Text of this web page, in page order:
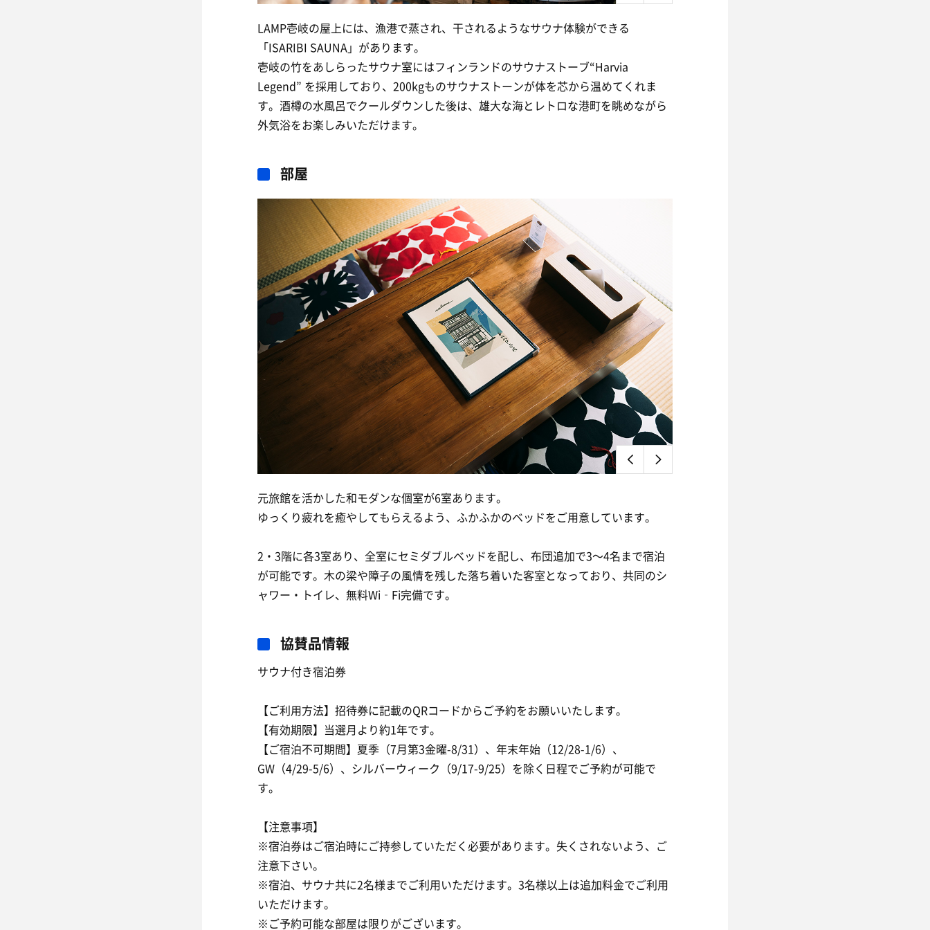
LAMP壱岐の屋上には、漁港で蒸され、干されるようなサウナ体験ができる
「ISARIBI SAUNA」があります。
壱岐の竹をあしらったサウナ室にはフィンランドのサウナストーブ“Harvia
Legend” を採用しており、200kgものサウナストーンが体を芯から温めてくれま
す。酒樽の水風呂でクールダウンした後は、雄大な海とレトロな港町を眺めながら
外気浴をお楽しみいただけます。
部屋
元旅館を活かした和モダンな個室が6室あります。
ゆっくり疲れを癒やしてもらえるよう、ふかふかのベッドをご用意しています。
2・3階に各3室あり、全室にセミダブルベッドを配し、布団追加で3〜4名まで宿泊
が可能です。木の梁や障子の風情を残した落ち着いた客室となっており、共同のシ
ャワー・トイレ、無料Wi‑Fi完備です。
協賛品情報
サウナ付き宿泊券
【ご利用方法】招待券に記載のQRコードからご予約をお願いいたします。
【有効期限】当選月より約1年です。
【ご宿泊不可期間】夏季（7月第3金曜-8/31）、年末年始（12/28-1/6）、
GW（4/29-5/6）、シルバーウィーク（9/17-9/25）を除く日程でご予約が可能で
す。
【注意事項】
※宿泊券はご宿泊時にご持参していただく必要があります。失くされないよう、ご
注意下さい。
※宿泊、サウナ共に2名様までご利用いただけます。3名様以上は追加料金でご利用
いただけます。
※ご予約可能な部屋は限りがございます。